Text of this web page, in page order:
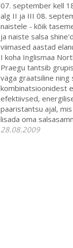
07. september kell
alg II ja III 08.
naistele - kõik
ja naiste salsa
viimased aastad
I koha Inglismaa
Praegu tantsib
väga graatsiline
kombinatsioonidest
efektiivsed,
paaristantsu ajal,
lisada oma
28.08.2009